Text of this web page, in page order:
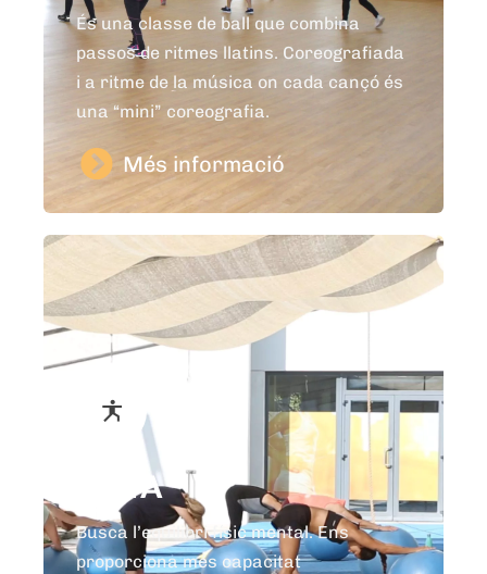
És una classe de ball que combina
passos de ritmes llatins. Coreografiada
i a ritme de la música on cada cançó és
una “mini” coreografia.
Més informació
IOGA
Busca l’equilibri físic mental. Ens
proporciona més capacitat